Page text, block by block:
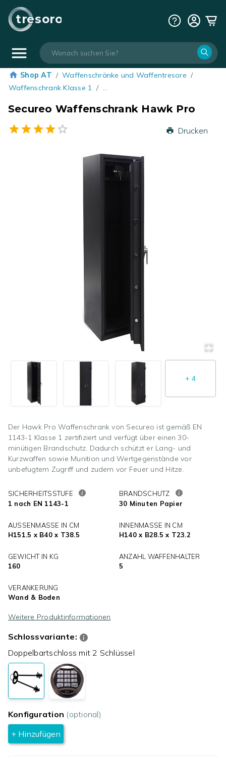
tresoro
Shop AT / Waffenschränke und Waffentresore /
Waffenschrank Klasse 1 / …
Secureo Waffenschrank Hawk Pro
Drucken
+ 4
Der Hawk Pro Waffenschrank von Secureo ist gemäß EN
1143-1 Klasse 1 zertifiziert und verfügt über einen 30-
minütigen Brandschutz. Dadurch schützt er Lang- und
Kurzwaffen sowie Munition und Wertgegenstände vor
unbefugtem Zugriff und zudem vor Feuer und Hitze.
SICHERHEITSSTUFE
1 nach EN 1143-1
BRANDSCHUTZ
30 Minuten Papier
AUSSENMASSE IN CM
H151.5 x B40 x T38.5
INNENMASSE IN CM
H140 x B28.5 x T23.2
GEWICHT IN KG
160
ANZAHL WAFFENHALTER
5
VERANKERUNG
Wand & Boden
Weitere Produktinformationen
Schlossvariante:
Doppelbartschloss mit 2 Schlüssel
Konfiguration (optional)
+ Hinzufügen